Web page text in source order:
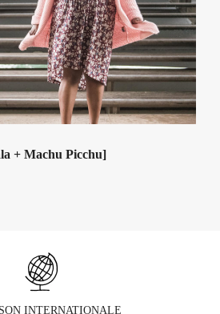
+ Machu Picchu]
INTERNATIONALE